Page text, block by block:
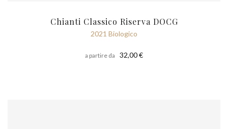
Chianti Classico Riserva DOCG
2021 Biologico
a partire da 32,00 €